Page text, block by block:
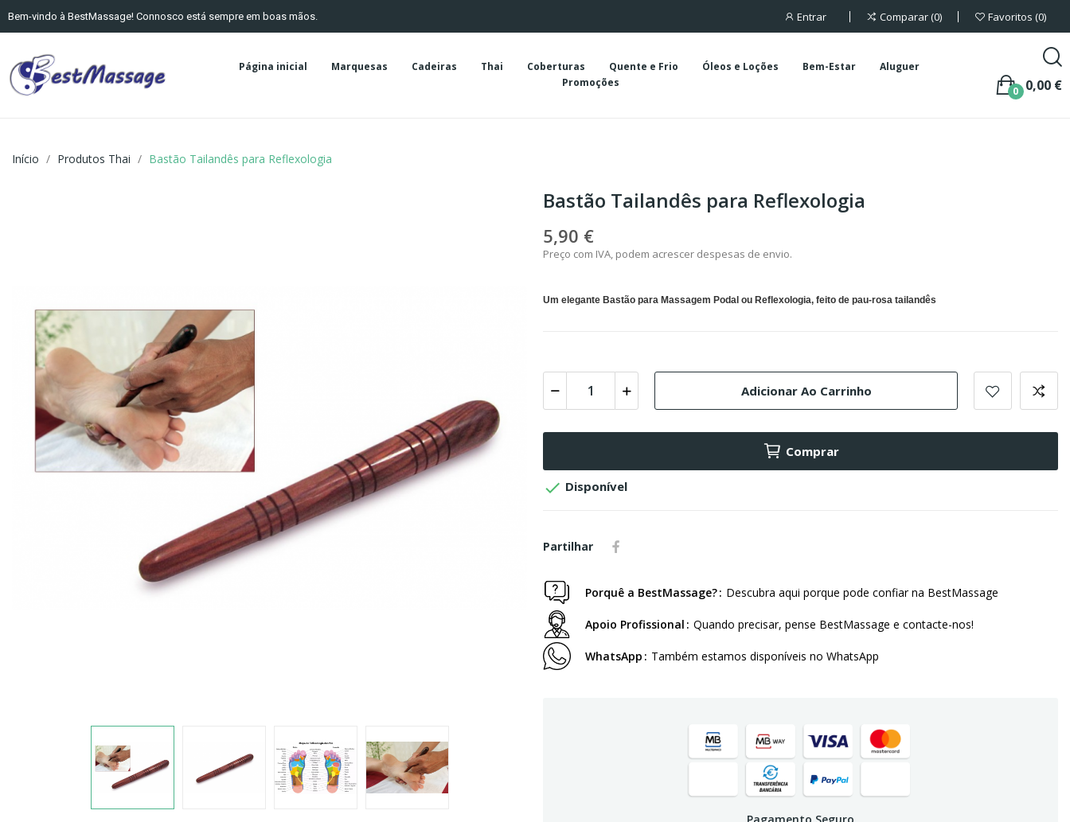
Bem-vindo à BestMassage! Connosco está sempre em boas mãos. Entrar Comparar 0 Favoritos 0
Página inicial Marquesas Cadeiras Thai Coberturas Quente e Frio Óleos e Loções Bem-Estar
Aluguer
Promoções
0,00 €
0
Início Produtos Thai Bastão Tailandês para Reflexologia
Bastão Tailandês para Reflexologia
5,90 €
Preço com IVA, podem acrescer despesas de envio.
Um elegante Bastão para Massagem Podal ou Reflexologia, feito de pau-rosa tailandês
Adicionar Ao Carrinho
Comprar
 Disponível
Partilhar
Porquê a BestMassage? Descubra aqui porque pode confiar na BestMassage
Apoio Profissional Quando precisar, pense BestMassage e contacte-nos!
WhatsApp Também estamos disponíveis no WhatsApp